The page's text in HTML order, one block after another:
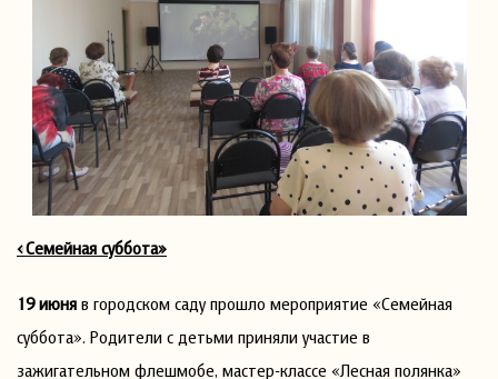
«Семейная суббота»
19 июня в городском саду прошло мероприятие «Семейная
суббота». Родители с детьми приняли участие в
зажигательном флешмобе, мастер-классе «Лесная полянка»